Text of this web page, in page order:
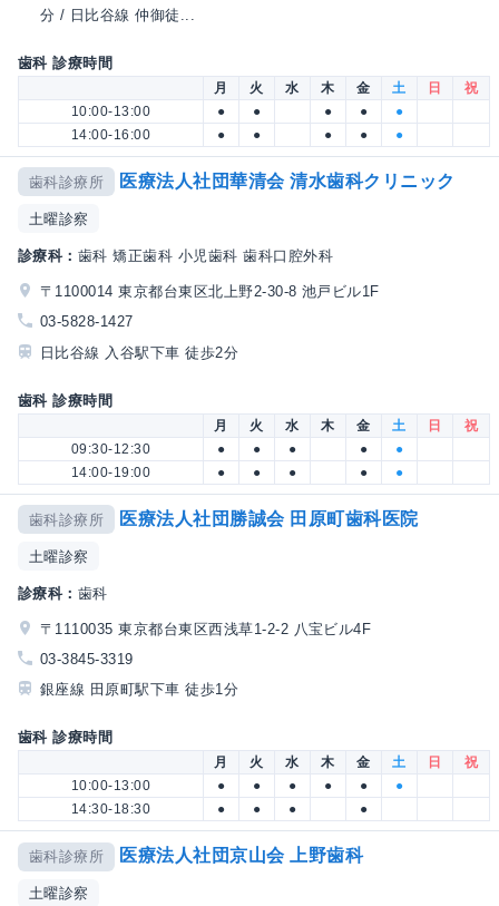
分 / 日比谷線 仲御徒...
歯科 診療時間
月 火 水 木 金 土 日
祝
10:00-13:00
● ● ● ●
●
14:00-16:00
● ● ● ● ●
歯科診療所 医療法人社団華清会 清水歯科クリニック
土曜診察
診療科： 歯科 矯正歯科 小児歯科 歯科口腔外科
〒1100014 東京都台東区北上野2-30-8 池戸ビル1F
03-5828-1427
日比谷線 入谷駅下車 徒歩2分
歯科 診療時間
月 火 水 木 金 土 日
祝
09:30-12:30
● ● ● ●
●
14:00-19:00
● ● ● ● ●
歯科診療所 医療法人社団勝誠会 田原町歯科医院
土曜診察
診療科： 歯科
〒1110035 東京都台東区西浅草1-2-2 八宝ビル4F
03-3845-3319
銀座線 田原町駅下車 徒歩1分
歯科 診療時間
月 火 水 木 金 土 日
祝
10:00-13:00
● ● ● ● ●
●
14:30-18:30
● ● ● ●
歯科診療所 医療法人社団京山会 上野歯科
土曜診察